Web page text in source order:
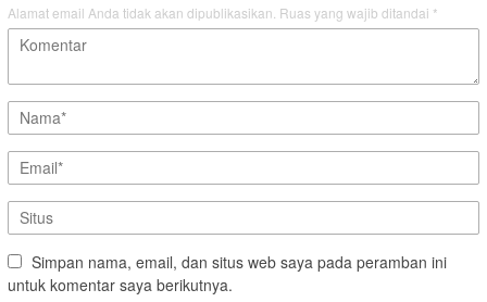
Alamat email Anda tidak akan dipublikasikan. Ruas yang wajib ditandai *
Simpan nama, email, dan situs web saya pada peramban ini
untuk komentar saya berikutnya.